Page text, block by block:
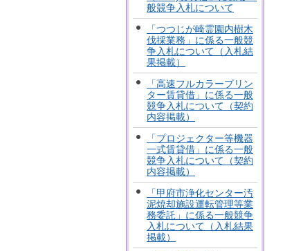
般競争入札について
「つつじが崎霊園内樹木
伐採業務」に係る一般競
争入札について（入札結
果掲載）
「高速フルカラープリン
ター賃貸借」に係る一般
競争入札について（契約
内容掲載）
「プロジェクター等機器
一式賃貸借」に係る一般
競争入札について（契約
内容掲載）
「甲府市浄化センター汚
泥焼却施設運転管理等業
務委託」に係る一般競争
入札について（入札結果
掲載）